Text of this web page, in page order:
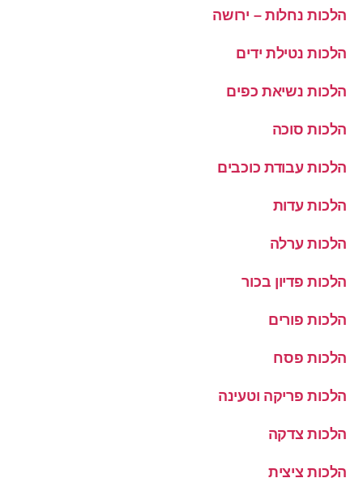
הלכות נחלות – ירושה
הלכות נטילת ידים
הלכות נשיאת כפים
הלכות סוכה
הלכות עבודת כוכבים
הלכות עדות
הלכות ערלה
הלכות פדיון בכור
הלכות פורים
הלכות פסח
הלכות פריקה וטעינה
הלכות צדקה
הלכות ציצית